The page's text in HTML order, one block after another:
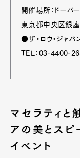
開催場所：ドーバ
東京都中央区銀
●ザ・ロウ・ジャ
TEL：03-4400-
マセラティと
アの美とス
イベント